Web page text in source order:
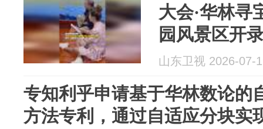
大会·华林寻
园风景区开
山东卫视 2026-07-
专知利乎申请基于华林数论的
方法专利，通过自适应分块实